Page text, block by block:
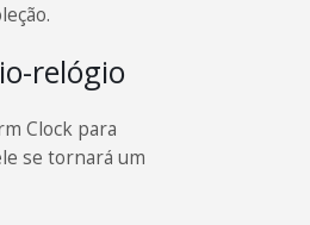
relógio
Clock para
se tornará um